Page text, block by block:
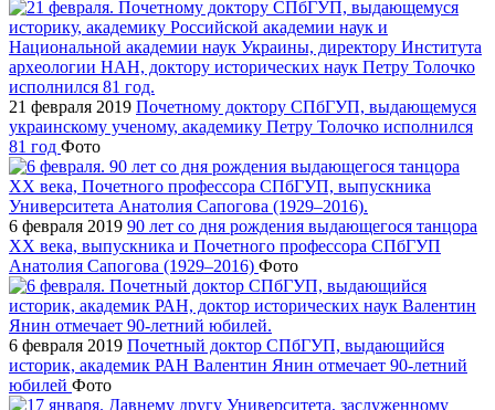
21 февраля 2019 Почетному доктору СПбГУП, выдающемуся
украинскому ученому, академику Петру Толочко исполнился
81 год Фото
6 февраля 2019 90 лет со дня рождения выдающегося танцора
XX века, выпускника и Почетного профессора СПбГУП
Анатолия Сапогова (1929–2016) Фото
6 февраля 2019 Почетный доктор СПбГУП, выдающийся
историк, академик РАН Валентин Янин отмечает 90-летний
юбилей Фото